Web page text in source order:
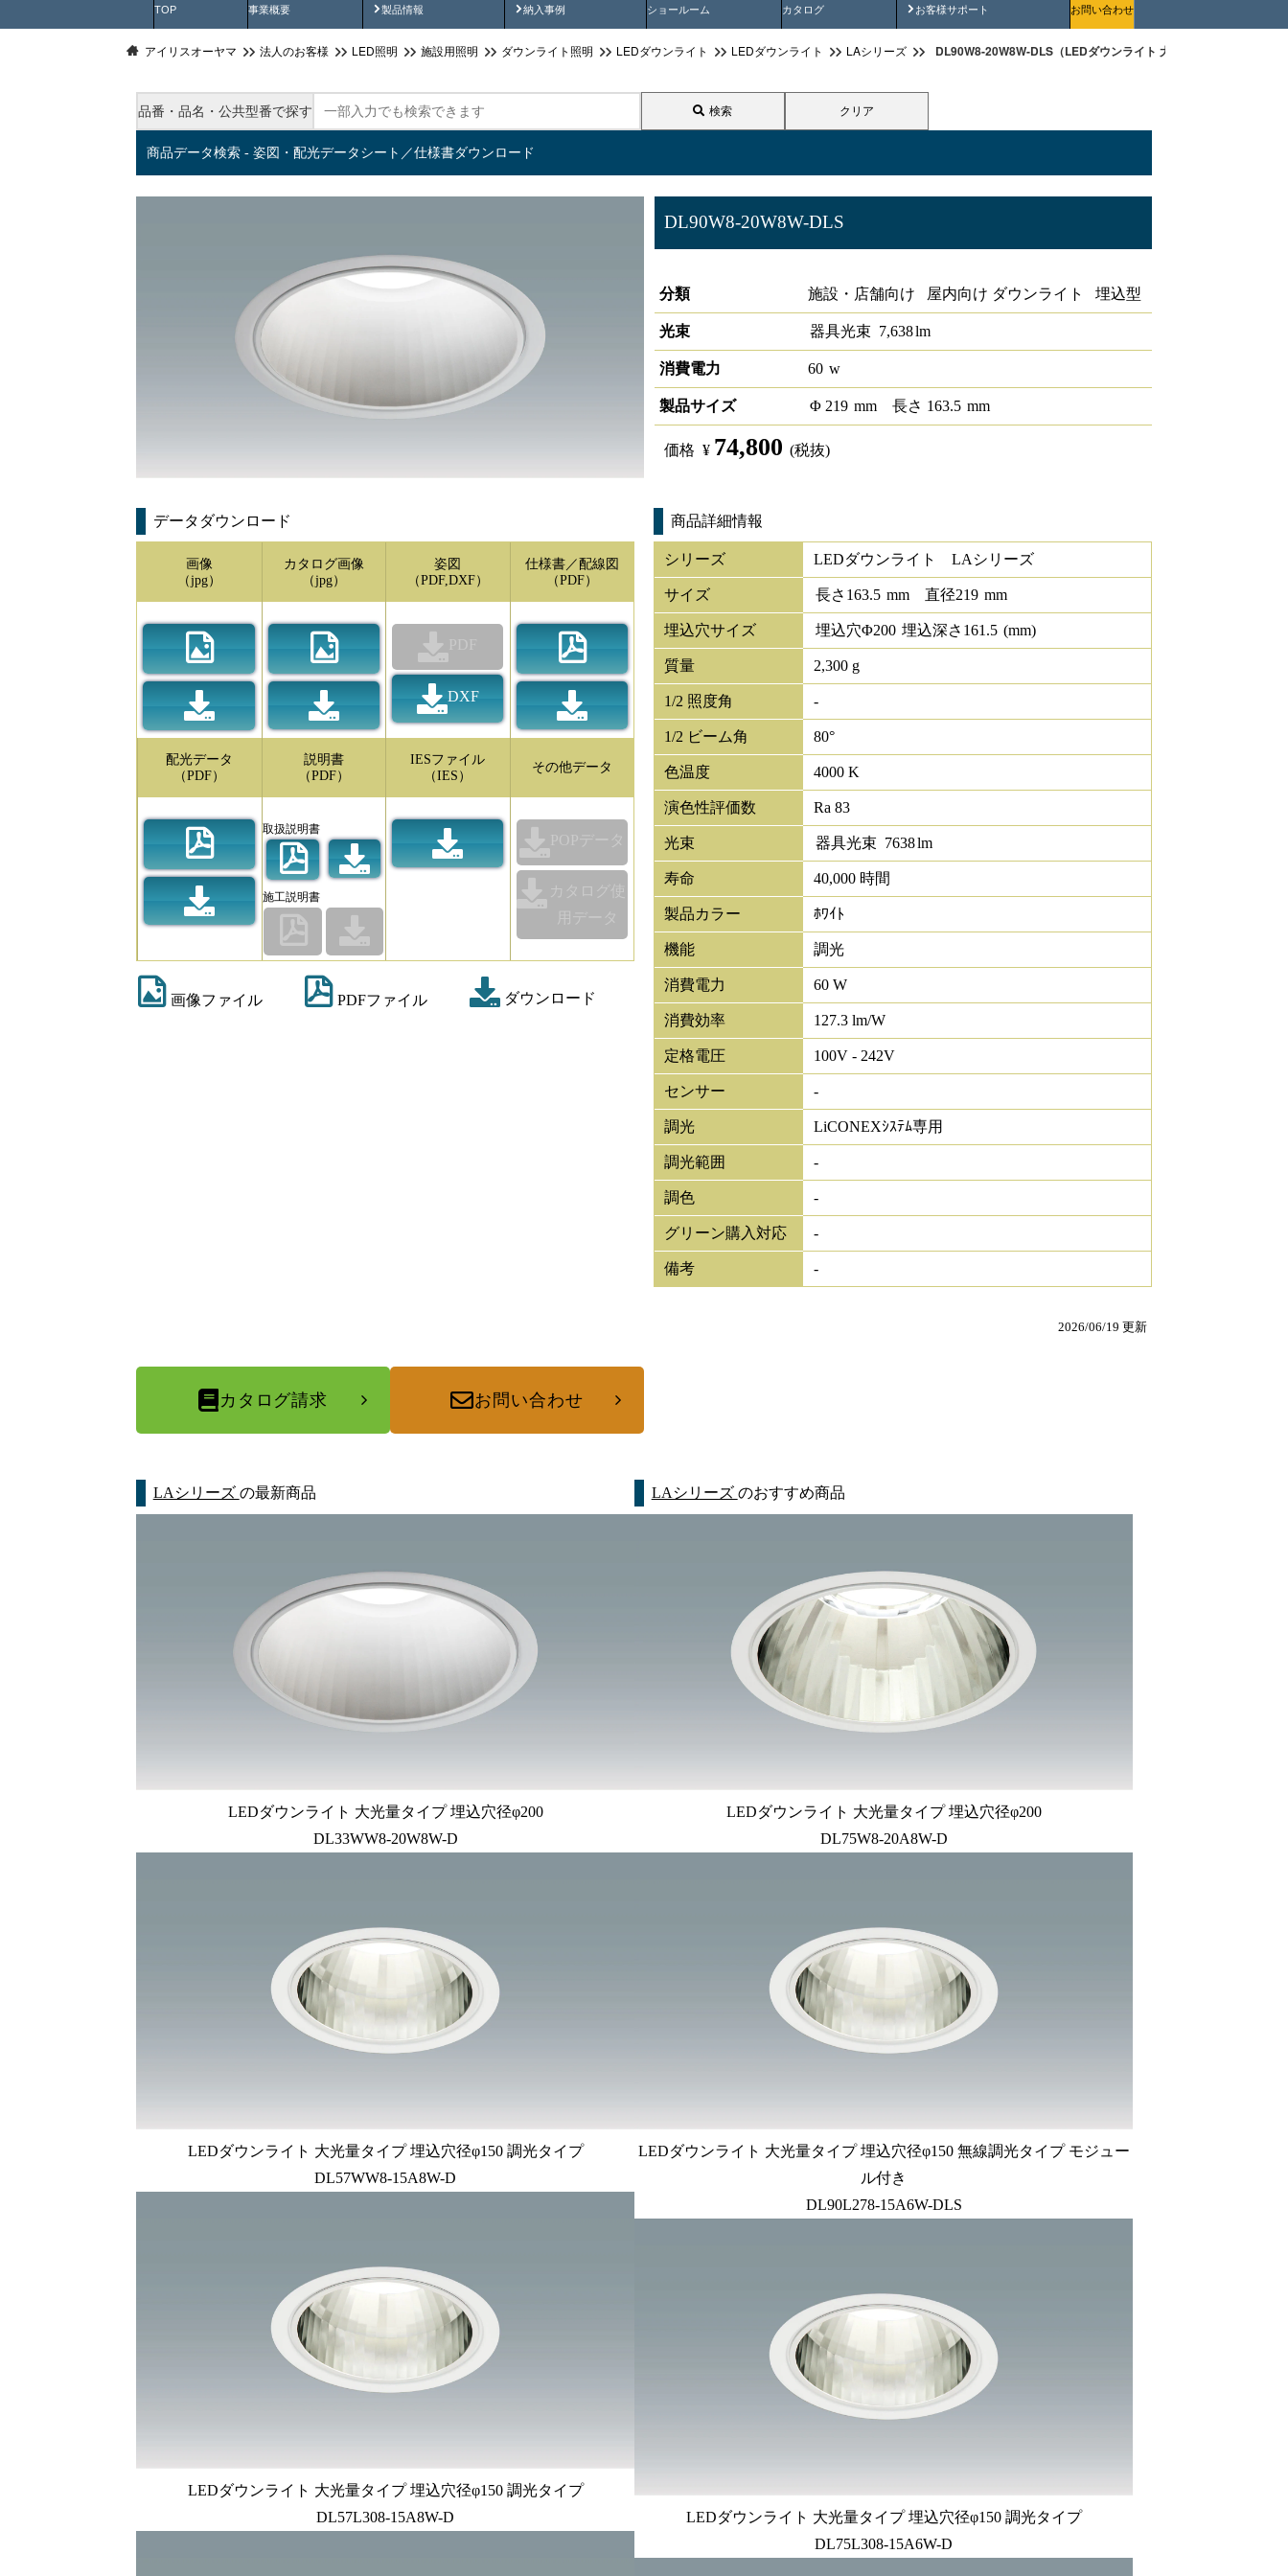
TOP 事業概要 製品情報
製品動画 納入事例
納入事例動画 ショールーム カタログ お客様サポート
安全にご使用いただくためにお問い合わせ
アイリスオーヤマ 法人のお客様 LED照明 施設用照明 ダウンライト照明 LEDダウンライト LEDダウンライト LAシリーズ DL90W8-20W8W-DLS（LEDダウンライト 大光量タイプ 埋込穴径
品番・品名・公共型番で探す 検索 クリア
商品データ検索 - 姿図・配光データシート／仕様書ダウンロード
DL90W8-20W8W-DLS
分類
施設・店舗向け 屋内向け ダウンライト 埋込型
光束 器具光束 7,638lm
消費電力 60 w
製品サイズ Φ 219 mm 長さ 163.5 mm
価格 ¥ 74,800 (税抜)
データダウンロード
画像
（jpg）
カタログ画像
（jpg）
姿図
（PDF,DXF）
PDF
DXF
仕様書／配線図
（PDF）
配光データ
（PDF）
説明書
（PDF）
取扱説明書
施工説明書
IESファイル
（IES）
その他データ
POPデータ
カタログ使
用データ
画像ファイル PDFファイル ダウンロード
商品詳細情報
シリーズ LEDダウンライト LAシリーズ
サイズ 長さ 163.5 mm 直径219 mm
埋込穴サイズ 埋込穴Φ200 埋込深さ 161.5 (mm)
質量 2,300 g
1/2 照度角 -
1/2 ビーム角 80°
色温度 4000 K
演色性評価数 Ra 83
光束 器具光束 7638lm
寿命 40,000 時間
製品カラー ﾎﾜｲﾄ
機能 調光
消費電力 60 W
消費効率 127.3 lm/W
定格電圧 100V - 242V
センサー -
調光 LiCONEXｼｽﾃﾑ専用
調光範囲 -
調色 -
グリーン購入対応 -
備考 -
2026/06/19 更新
カタログ請求 お問い合わせ
LAシリーズ の最新商品
LEDダウンライト 大光量タイプ 埋込穴径φ200
DL33WW8-20W8W-D
LEDダウンライト 大光量タイプ 埋込穴径φ150 調光タイプ
DL57WW8-15A8W-D
LEDダウンライト 大光量タイプ 埋込穴径φ150 調光タイプ
DL57L308-15A8W-D
LAシリーズ のおすすめ商品
LEDダウンライト 大光量タイプ 埋込穴径φ200
DL75W8-20A8W-D
LEDダウンライト 大光量タイプ 埋込穴径φ150 無線調光タイプ モジュー
ル付き
DL90L278-15A6W-DLS
LEDダウンライト 大光量タイプ 埋込穴径φ150 調光タイプ
DL75L308-15A6W-D